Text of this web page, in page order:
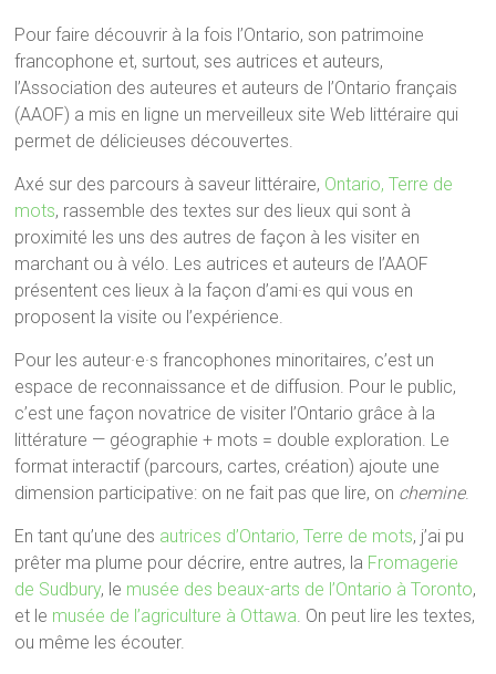
Pour faire découvrir à la fois l’Ontario, son patrimoine
francophone et, surtout, ses autrices et auteurs,
l’Association des auteures et auteurs de l’Ontario français
(AAOF) a mis en ligne un merveilleux site Web littéraire qui
permet de délicieuses découvertes.
Axé sur des parcours à saveur littéraire, Ontario, Terre de
mots, rassemble des textes sur des lieux qui sont à
proximité les uns des autres de façon à les visiter en
marchant ou à vélo. Les autrices et auteurs de l’AAOF
présentent ces lieux à la façon d’ami·es qui vous en
proposent la visite ou l’expérience.
Pour les auteur·e·s francophones minoritaires, c’est un
espace de reconnaissance et de diffusion. Pour le public,
c’est une façon novatrice de visiter l’Ontario grâce à la
littérature — géographie + mots = double exploration. Le
format interactif (parcours, cartes, création) ajoute une
dimension participative: on ne fait pas que lire, on chemine.
En tant qu’une des autrices d’Ontario, Terre de mots, j’ai pu
prêter ma plume pour décrire, entre autres, la Fromagerie
de Sudbury, le musée des beaux-arts de l’Ontario à Toronto,
et le musée de l’agriculture à Ottawa. On peut lire les textes,
ou même les écouter.